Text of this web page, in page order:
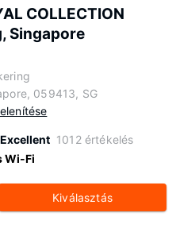
COLLECTION
Singapore
059413, SG
Excellent 1012 értékelés
Wi-Fi
Kiválasztás